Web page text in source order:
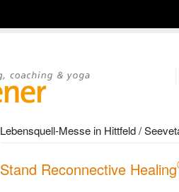
Lebensquell-Messe in Hittfeld /
Stand Reconnective Healing